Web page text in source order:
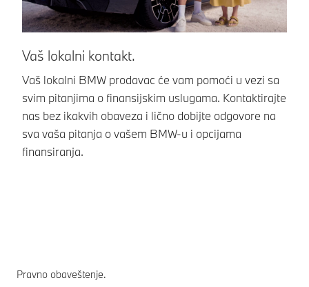
Vaš lokalni kontakt.
Vaš lokalni BMW prodavac će vam pomoći u vezi sa
svim pitanjima o finansijskim uslugama. Kontaktirajte
nas bez ikakvih obaveza i lično dobijte odgovore na
sva vaša pitanja o vašem BMW-u i opcijama
finansiranja.
Pravno obaveštenje.